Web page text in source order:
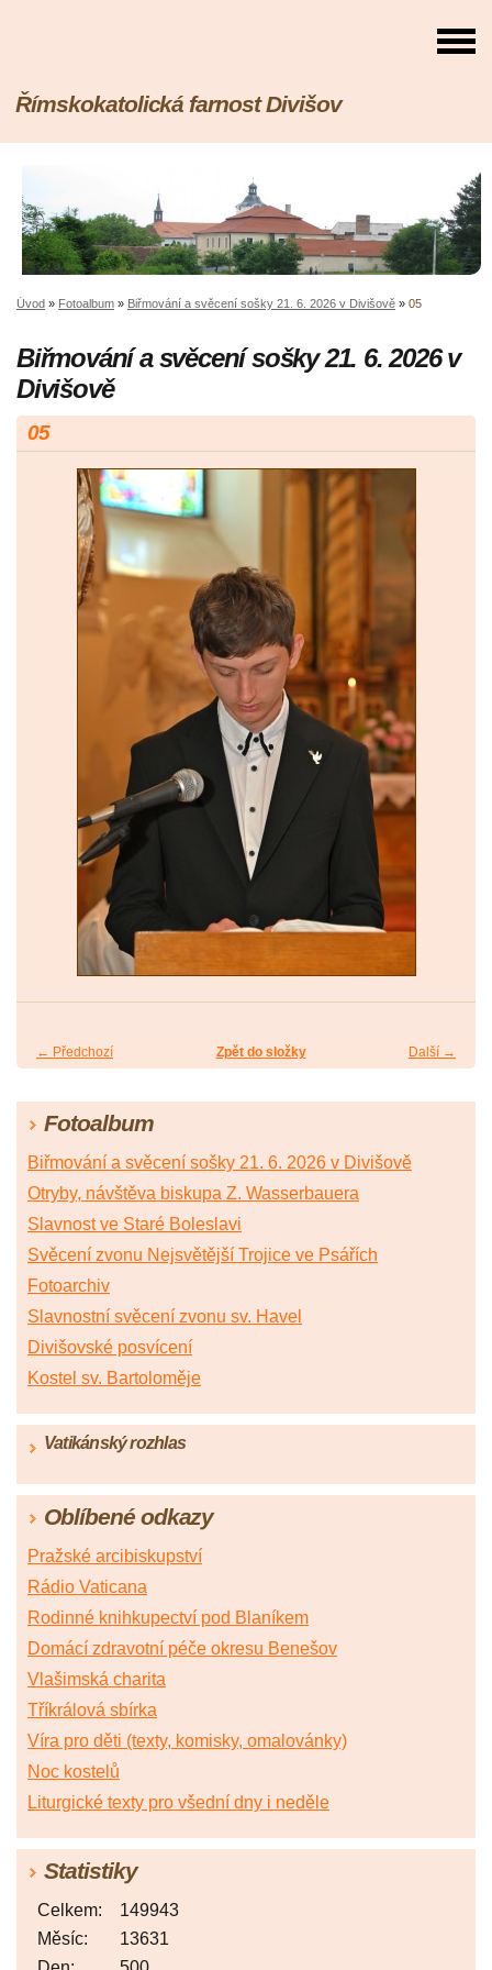
Římskokatolická farnost Divišov
Úvod » Fotoalbum » Biřmování a svěcení sošky 21. 6. 2026 v Divišově » 05
Biřmování a svěcení sošky 21. 6. 2026 v
Divišově
05
← Předchozí Další →
Zpět do složky
Fotoalbum
Biřmování a svěcení sošky 21. 6. 2026 v Divišově
Otryby, návštěva biskupa Z. Wasserbauera
Slavnost ve Staré Boleslavi
Svěcení zvonu Nejsvětější Trojice ve Psářích
Fotoarchiv
Slavnostní svěcení zvonu sv. Havel
Divišovské posvícení
Kostel sv. Bartoloměje
Vatikánský rozhlas
Oblíbené odkazy
Pražské arcibiskupství
Rádio Vaticana
Rodinné knihkupectví pod Blaníkem
Domácí zdravotní péče okresu Benešov
Vlašimská charita
Tříkrálová sbírka
Víra pro děti (texty, komisky, omalovánky)
Noc kostelů
Liturgické texty pro všední dny i neděle
Statistiky
Celkem:
149943
Měsíc:
13631